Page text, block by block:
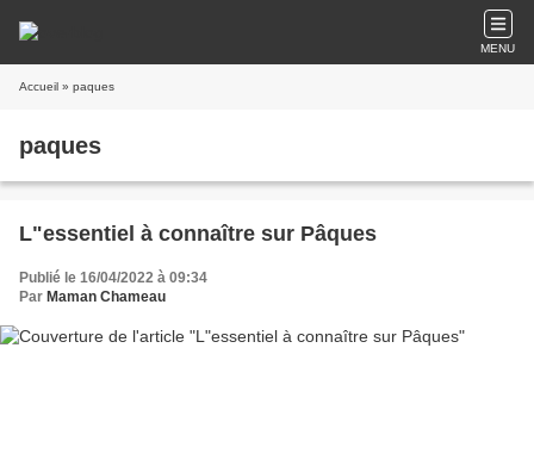
MENU
Accueil » paques
paques
L"essentiel à connaître sur Pâques
Publié le 16/04/2022 à 09:34
Par Maman Chameau